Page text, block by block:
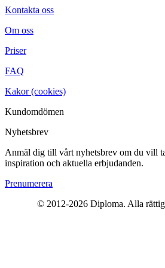
Kontakta oss
Om oss
Priser
FAQ
Kakor (cookies)
Kundomdömen
Nyhetsbrev
Anmäl dig till vårt nyhetsbrev om du vill
inspiration och aktuella erbjudanden.
Prenumerera
© 2012-2026 Diploma. Alla